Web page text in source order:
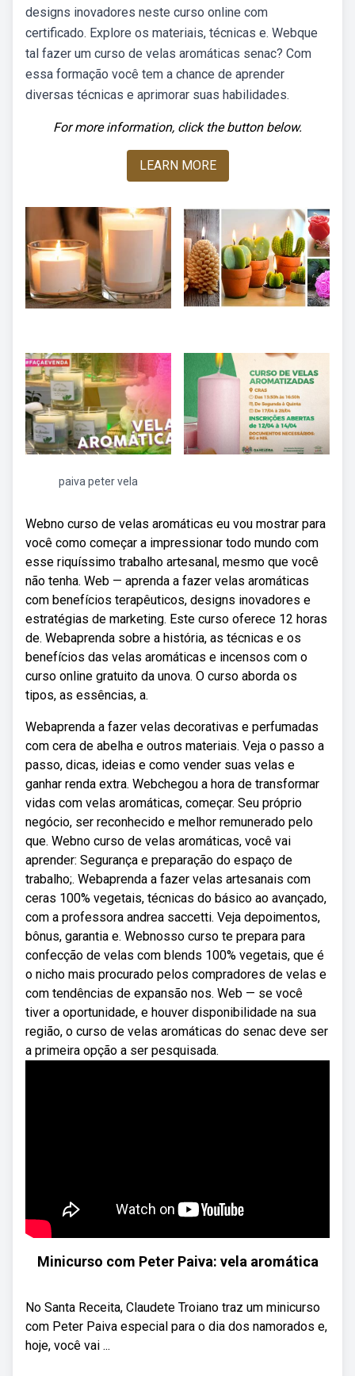
designs inovadores neste curso online com
certificado. Explore os materiais, técnicas e. Webque
tal fazer um curso de velas aromáticas senac? Com
essa formação você tem a chance de aprender
diversas técnicas e aprimorar suas habilidades.
For more information, click the button below.
LEARN MORE
paiva peter vela
Webno curso de velas aromáticas eu vou mostrar para
você como começar a impressionar todo mundo com
esse riquíssimo trabalho artesanal, mesmo que você
não tenha. Web — aprenda a fazer velas aromáticas
com benefícios terapêuticos, designs inovadores e
estratégias de marketing. Este curso oferece 12 horas
de. Webaprenda sobre a história, as técnicas e os
benefícios das velas aromáticas e incensos com o
curso online gratuito da unova. O curso aborda os
tipos, as essências, a.
Webaprenda a fazer velas decorativas e perfumadas
com cera de abelha e outros materiais. Veja o passo a
passo, dicas, ideias e como vender suas velas e
ganhar renda extra. Webchegou a hora de transformar
vidas com velas aromáticas, começar. Seu próprio
negócio, ser reconhecido e melhor remunerado pelo
que. Webno curso de velas aromáticas, você vai
aprender: Segurança e preparação do espaço de
trabalho;. Webaprenda a fazer velas artesanais com
ceras 100% vegetais, técnicas do básico ao avançado,
com a professora andrea saccetti. Veja depoimentos,
bônus, garantia e. Webnosso curso te prepara para
confecção de velas com blends 100% vegetais, que é
o nicho mais procurado pelos compradores de velas e
com tendências de expansão nos. Web — se você
tiver a oportunidade, e houver disponibilidade na sua
região, o curso de velas aromáticas do senac deve ser
a primeira opção a ser pesquisada.
Minicurso com Peter Paiva: vela aromática
No Santa Receita, Claudete Troiano traz um minicurso
com Peter Paiva especial para o dia dos namorados e,
hoje, você vai ...